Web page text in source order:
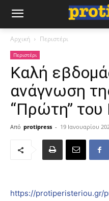
Αρχική Περιστέρι
Περιστέρι
Καλή
ανάγνωση
“Πρώτη” του
Από protipress - 19 Ιανουαρίου
https://protiperisteriou.gr/